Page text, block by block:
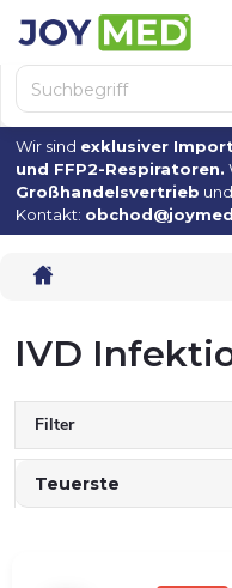
Inhalt
springen
Wir sind exklusiver
und FFP2-Respiratoren.
Großhandelsvertrieb und
Kontakt:
IVD
Filter
P
Teuerste